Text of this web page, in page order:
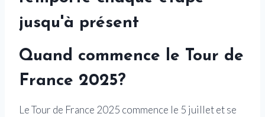
jusqu'à présent
Quand commence le Tour de
France 2025?
Le Tour de France 2025 commence le 5 juillet et se